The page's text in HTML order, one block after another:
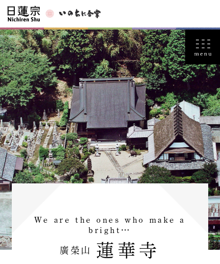
We are the ones who make a
bright…
廣榮山 蓮華寺